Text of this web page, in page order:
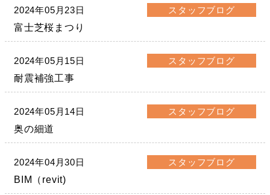
2024年05月23日
スタッフブログ
富士芝桜まつり
2024年05月15日
スタッフブログ
耐震補強工事
2024年05月14日
スタッフブログ
奥の細道
2024年04月30日
スタッフブログ
BIM（revit)